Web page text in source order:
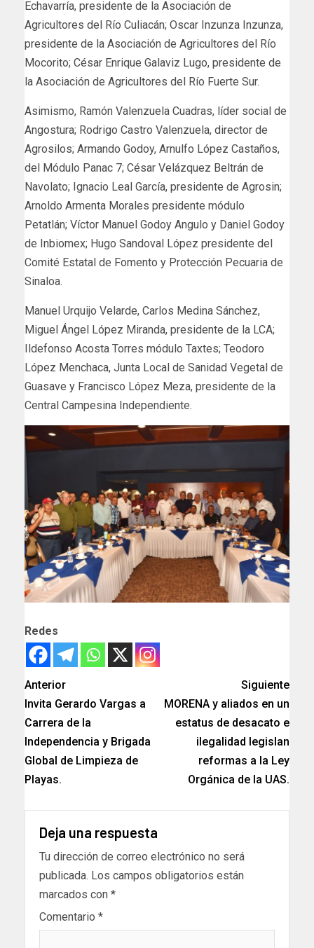
Echavarría, presidente de la Asociación de
Agricultores del Río Culiacán; Oscar Inzunza Inzunza,
presidente de la Asociación de Agricultores del Río
Mocorito; César Enrique Galaviz Lugo, presidente de
la Asociación de Agricultores del Río Fuerte Sur.
Asimismo, Ramón Valenzuela Cuadras, líder social de
Angostura; Rodrigo Castro Valenzuela, director de
Agrosilos; Armando Godoy, Arnulfo López Castaños,
del Módulo Panac 7; César Velázquez Beltrán de
Navolato; Ignacio Leal García, presidente de Agrosin;
Arnoldo Armenta Morales presidente módulo
Petatlán; Víctor Manuel Godoy Angulo y Daniel Godoy
de Inbiomex; Hugo Sandoval López presidente del
Comité Estatal de Fomento y Protección Pecuaria de
Sinaloa.
Manuel Urquijo Velarde, Carlos Medina Sánchez,
Miguel Ángel López Miranda, presidente de la LCA;
Ildefonso Acosta Torres módulo Taxtes; Teodoro
López Menchaca, Junta Local de Sanidad Vegetal de
Guasave y Francisco López Meza, presidente de la
Central Campesina Independiente.
Redes
Anterior
Invita Gerardo Vargas a
Carrera de la
Independencia y Brigada
Global de Limpieza de
Playas.
Siguiente
MORENA y aliados en un
estatus de desacato e
ilegalidad legislan
reformas a la Ley
Orgánica de la UAS.
Deja una respuesta
Tu dirección de correo electrónico no será
publicada. Los campos obligatorios están
marcados con *
Comentario *